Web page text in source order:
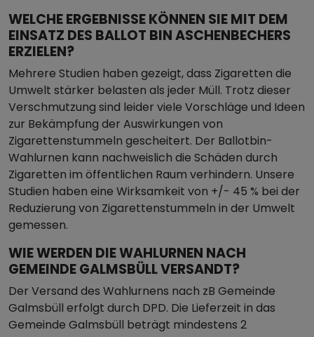
WELCHE ERGEBNISSE KÖNNEN SIE MIT DEM
EINSATZ DES BALLOT BIN ASCHENBECHERS
ERZIELEN?
Mehrere Studien haben gezeigt, dass Zigaretten die
Umwelt stärker belasten als jeder Müll. Trotz dieser
Verschmutzung sind leider viele Vorschläge und Ideen
zur Bekämpfung der Auswirkungen von
Zigarettenstummeln gescheitert. Der Ballotbin-
Wahlurnen kann nachweislich die Schäden durch
Zigaretten im öffentlichen Raum verhindern. Unsere
Studien haben eine Wirksamkeit von +/- 45 % bei der
Reduzierung von Zigarettenstummeln in der Umwelt
gemessen.
WIE WERDEN DIE WAHLURNEN NACH
GEMEINDE GALMSBÜLL VERSANDT?
Der Versand des Wahlurnens nach zB Gemeinde
Galmsbüll erfolgt durch DPD. Die Lieferzeit in das
Gemeinde Galmsbüll beträgt mindestens 2